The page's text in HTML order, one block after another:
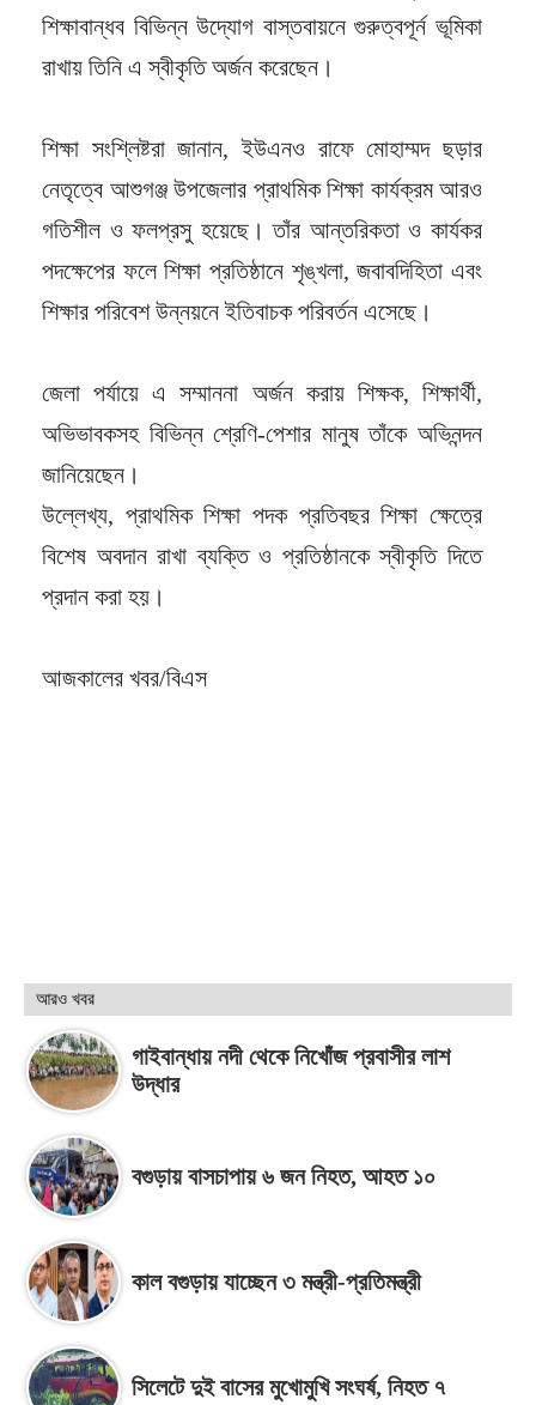
শিক্ষাবান্ধব বিভিন্ন উদ্যোগ বাস্তবায়নে গুরুত্বপূর্ন ভূমিকা
রাখায় তিনি এ স্বীকৃতি অর্জন করেছেন।
শিক্ষা সংশ্লিষ্টরা জানান, ইউএনও রাফে মোহাম্মদ ছড়ার
নেতৃত্বে আশুগঞ্জ উপজেলার প্রাথমিক শিক্ষা কার্যক্রম আরও
গতিশীল ও ফলপ্রসু হয়েছে। তাঁর আন্তরিকতা ও কার্যকর
পদক্ষেপের ফলে শিক্ষা প্রতিষ্ঠানে শৃঙ্খলা, জবাবদিহিতা এবং
শিক্ষার পরিবেশ উন্নয়নে ইতিবাচক পরিবর্তন এসেছে।
জেলা পর্যায়ে এ সম্মাননা অর্জন করায় শিক্ষক, শিক্ষার্থী,
অভিভাবকসহ বিভিন্ন শ্রেণি-পেশার মানুষ তাঁকে অভিনন্দন
জানিয়েছেন।
উল্লেখ্য, প্রাথমিক শিক্ষা পদক প্রতিবছর শিক্ষা ক্ষেত্রে
বিশেষ অবদান রাখা ব্যক্তি ও প্রতিষ্ঠানকে স্বীকৃতি দিতে
প্রদান করা হয়।
আজকালের খবর/বিএস
আরও খবর
গাইবান্ধায় নদী থেকে নিখোঁজ প্রবাসীর লাশ
উদ্ধার
বগুড়ায় বাসচাপায় ৬ জন নিহত, আহত ১০
কাল বগুড়ায় যাচ্ছেন ৩ মন্ত্রী-প্রতিমন্ত্রী
সিলেটে দুই বাসের মুখোমুখি সংঘর্ষ, নিহত ৭